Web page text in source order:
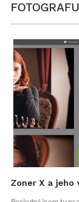
Zoner X a jeho